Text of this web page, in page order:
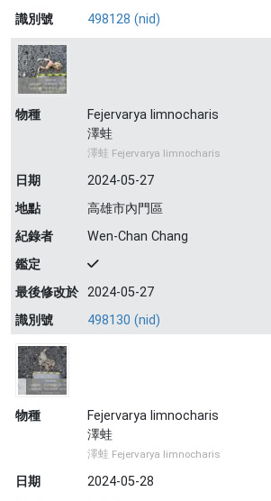
識別號
498128 (nid)
物種
Fejervarya limnocharis
澤蛙
澤蛙 Fejervarya limnocharis
日期
2024-05-27
地點
高雄市內門區
紀錄者
Wen-Chan Chang
鑑定
最後修改於 2024-05-27
識別號
498130 (nid)
物種
Fejervarya limnocharis
澤蛙
澤蛙 Fejervarya limnocharis
日期
2024-05-28